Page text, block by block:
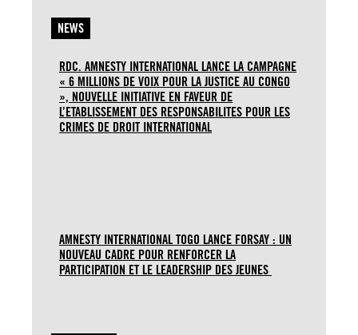
NEWS
RDC. AMNESTY INTERNATIONAL LANCE LA CAMPAGNE
« 6 MILLIONS DE VOIX POUR LA JUSTICE AU CONGO
», NOUVELLE INITIATIVE EN FAVEUR DE
L’ETABLISSEMENT DES RESPONSABILITES POUR LES
CRIMES DE DROIT INTERNATIONAL
AMNESTY INTERNATIONAL TOGO LANCE FORSAY : UN
NOUVEAU CADRE POUR RENFORCER LA
PARTICIPATION ET LE LEADERSHIP DES JEUNES